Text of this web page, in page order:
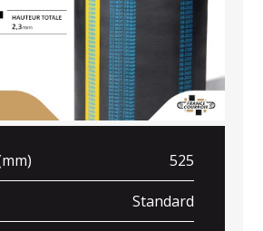
525
Standard